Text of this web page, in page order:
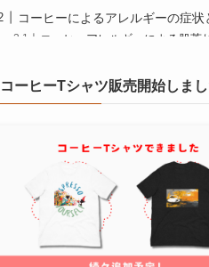
コーヒーによるアレルギーの症状
コーヒーアレルギーによる肌荒
コーヒーアレルギーによる湿疹
コーヒーアレルギーによる蕁麻
コーヒーアレルギーの突然の発
病院での検査と治療オプション
日常生活での対策と予防方法
コーヒーによるアレルギー症状
知ってた？主な症状と特徴まと
コーヒーTシャツ販売開始しま